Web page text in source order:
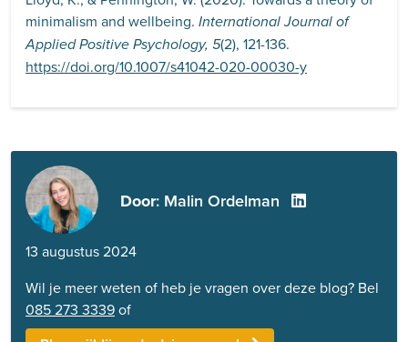
minimalism and wellbeing. International Journal of
Applied Positive Psychology, 5(2), 121-136.
https://doi.org/10.1007/s41042-020-00030-y
Door: Malin Ordelman
13 augustus 2024
Wil je meer weten of heb je vragen over deze blog? Bel
085 273 3339of